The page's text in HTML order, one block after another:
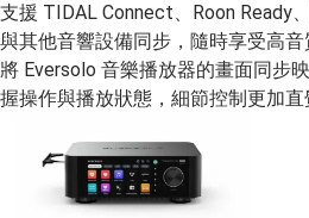
支援 TIDAL Connect、Roon Ready
與其他音響設備同步，隨時享受高音
將 Eversolo 音樂播放器的畫面同步
握操作與播放狀態，細節控制更加直